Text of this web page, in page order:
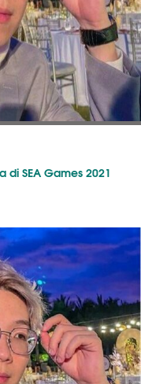
di SEA Games 2021